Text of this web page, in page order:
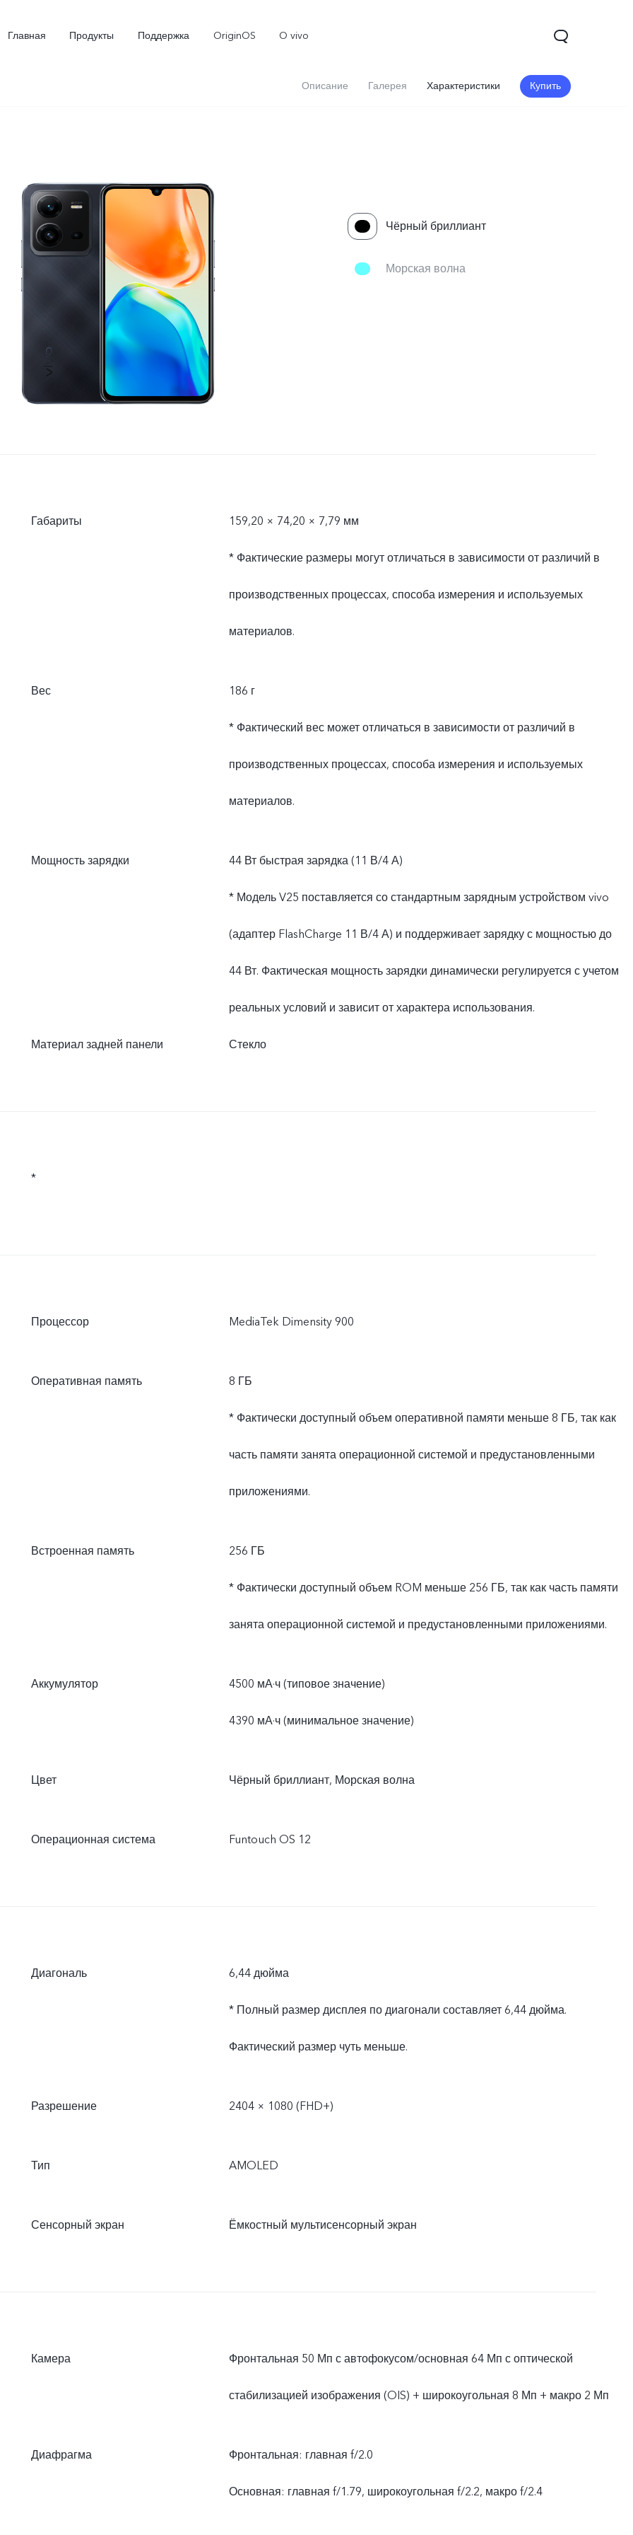
Главная Продукты Поддержка OriginOS O vivo
Y02 Y35 Новинка Новинка
Описание Галерея Характеристики Купить
Чёрный бриллиант
Морская волна
Габариты 159,20 × 74,20 × 7,79 мм
* Фактические размеры могут отличаться в зависимости от различий в
производственных процессах, способа измерения и используемых
материалов.
Вес 186 г
* Фактический вес может отличаться в зависимости от различий в
производственных процессах, способа измерения и используемых
материалов.
Мощность зарядки 44 Вт быстрая зарядка (11 В/4 А)
* Модель V25 поставляется со стандартным зарядным устройством vivo
(адаптер FlashCharge 11 В/4 А) и поддерживает зарядку с мощностью до
44 Вт. Фактическая мощность зарядки динамически регулируется с учетом
реальных условий и зависит от характера использования.
Материал задней панели Стекло
*
Процессор MediaTek Dimensity 900
Оперативная память 8 ГБ
* Фактически доступный объем оперативной памяти меньше 8 ГБ, так как
часть памяти занята операционной системой и предустановленными
приложениями.
Встроенная память 256 ГБ
* Фактически доступный объем ROM меньше 256 ГБ, так как часть памяти
занята операционной системой и предустановленными приложениями.
Аккумулятор 4500 мА·ч (типовое значение)
4390 мА·ч (минимальное значение)
Цвет Чёрный бриллиант, Морская волна
Операционная система Funtouch OS 12
Диагональ 6,44 дюйма
* Полный размер дисплея по диагонали составляет 6,44 дюйма.
Фактический размер чуть меньше.
Разрешение 2404 × 1080 (FHD+)
Тип AMOLED
Сенсорный экран Ёмкостный мультисенсорный экран
Камера Фронтальная 50 Мп с автофокусом/основная 64 Мп с оптической
стабилизацией изображения (OIS) + широкоугольная 8 Мп + макро 2 Мп
Диафрагма Фронтальная: главная f/2.0
Основная: главная f/1.79, широкоугольная f/2.2, макро f/2.4